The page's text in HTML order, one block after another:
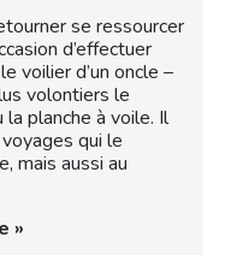
se ressourcer
d’effectuer
voilier d’un oncle –
volontiers le
planche à voile. Il
qui le
mais aussi au
»